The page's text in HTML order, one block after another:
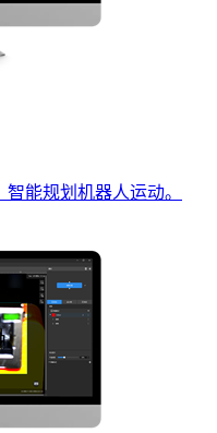
能规划机器人运动。